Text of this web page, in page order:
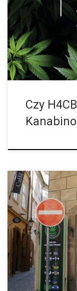
fitokanabinoidu,
pojawił się nowy
następca HHC i […]
Czy
Ponieważ państwo
kierunku legalizacji
kwestia ta jest
jest przedmiotem